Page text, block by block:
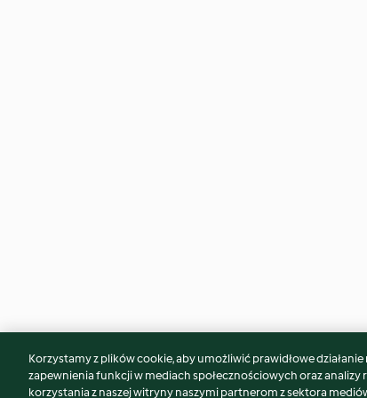
Może spodoba Ci się również...
Korzystamy z plików cookie, aby umożliwić prawidłowe
zapewnienia funkcji w mediach społecznościowych oraz
korzystania z naszej witryny naszymi partnerom z sektora